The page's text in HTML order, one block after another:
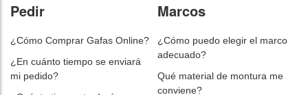
Pedir
¿Cómo Comprar Gafas Online?
¿En cuánto tiempo se enviará
mi pedido?
Marcos
¿Cómo puedo elegir el marco
adecuado?
Qué material de montura me
conviene?